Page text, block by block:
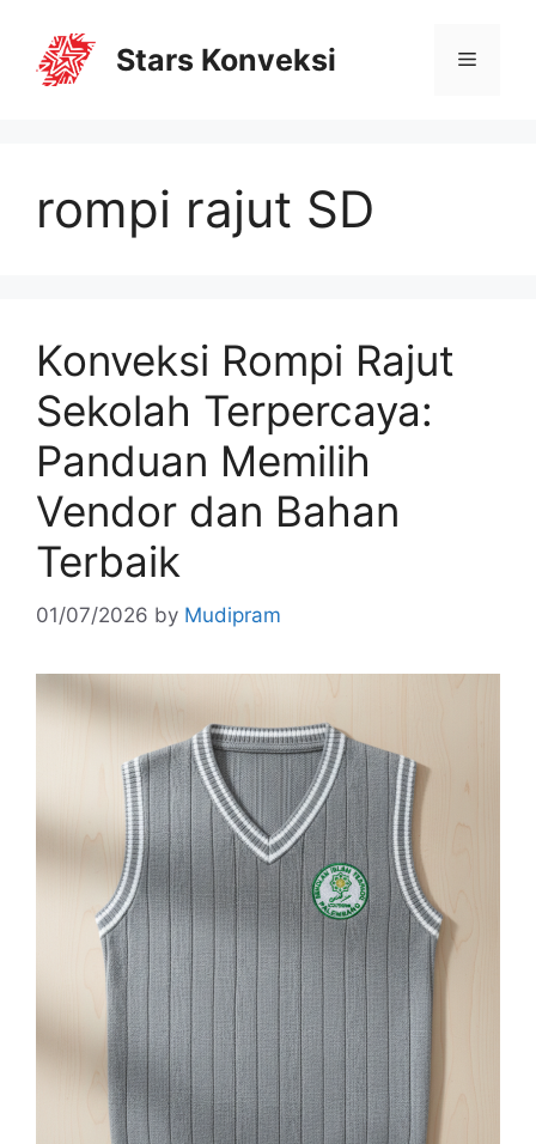
Stars Konveksi
rompi rajut SD
Konveksi Rompi Rajut
Sekolah Terpercaya:
Panduan Memilih
Vendor dan Bahan
Terbaik
01/07/2026 by Mudipram